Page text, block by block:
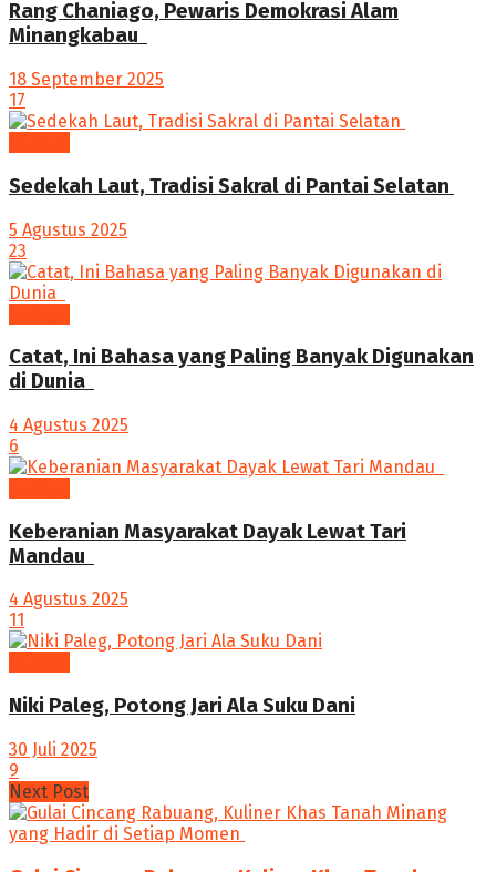
Rang Chaniago, Pewaris Demokrasi Alam
Minangkabau ‎
18 September 2025
17
Sedekah Laut, Tradisi Sakral di Pantai Selatan
5 Agustus 2025
23
‎Catat, Ini Bahasa yang Paling Banyak Digunakan
di Dunia ‎
4 Agustus 2025
6
Keberanian Masyarakat Dayak Lewat Tari
Mandau ‎
4 Agustus 2025
11
Niki Paleg, Potong Jari Ala Suku Dani
30 Juli 2025
9
Next Post